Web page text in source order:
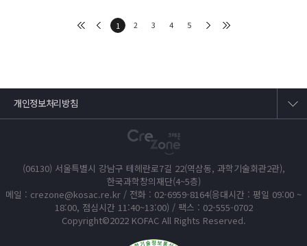
1 2 3 4 5
개인정보처리방침
(06130) 서울특별시 강남구 테헤란로7길 22(역삼동, 과학기술회관2관),
한국과학창의재단(4~5층)
메일 : crezone@kosac.re.kr / 전화 : 02-6959-8164(응대시간 : 평일 09:00 ~
18:00, 점심시간 11:40~13:00) / 팩스 : 02-555-0702
Copyright©2022 KOFAC All Rights Reserved.